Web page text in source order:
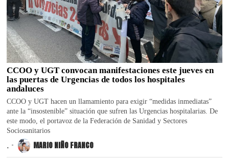
CCOO y UGT convocan manifestaciones este jueves en
las puertas de Urgencias de todos los hospitales
andaluces
CCOO y UGT hacen un llamamiento para exigir “medidas inmediatas”
ante la “insostenible” situación que sufren las Urgencias hospitalarias. De
este modo, el portavoz de la Federación de Sanidad y Sectores
Sociosanitarios
. MARIO NIÑO FRANCO